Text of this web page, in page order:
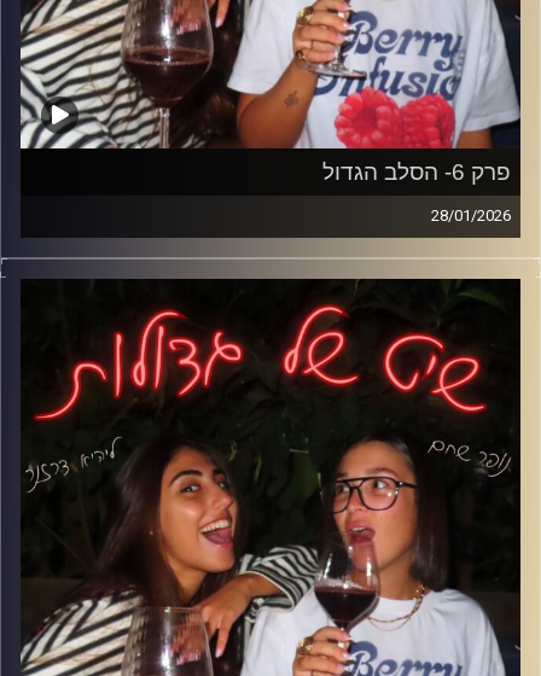
פרק 6- הסלב הגדול
28/01/2026
והפרק היום צולל לעולם הריאלטי
איך הוא השתנה בשנים האחרונות, למה היום מגיעים לתוכניות
בעיקר בשביל פרסום, איך הגילאים הצעירים משתלטים על
המסך, ואיפה עובר הגבול בין הריאליטי לחיים האמיתיים?
קרדיט תמונות: נופר שחם